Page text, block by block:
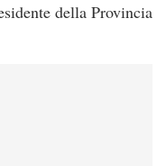
della Provincia